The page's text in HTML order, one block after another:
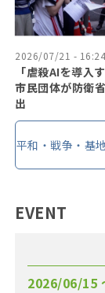
2026/07/21 - 16:24
「虐殺AIを導入
市民団体が防衛
出
平和・戦争・基
EVENT
2026/06/15